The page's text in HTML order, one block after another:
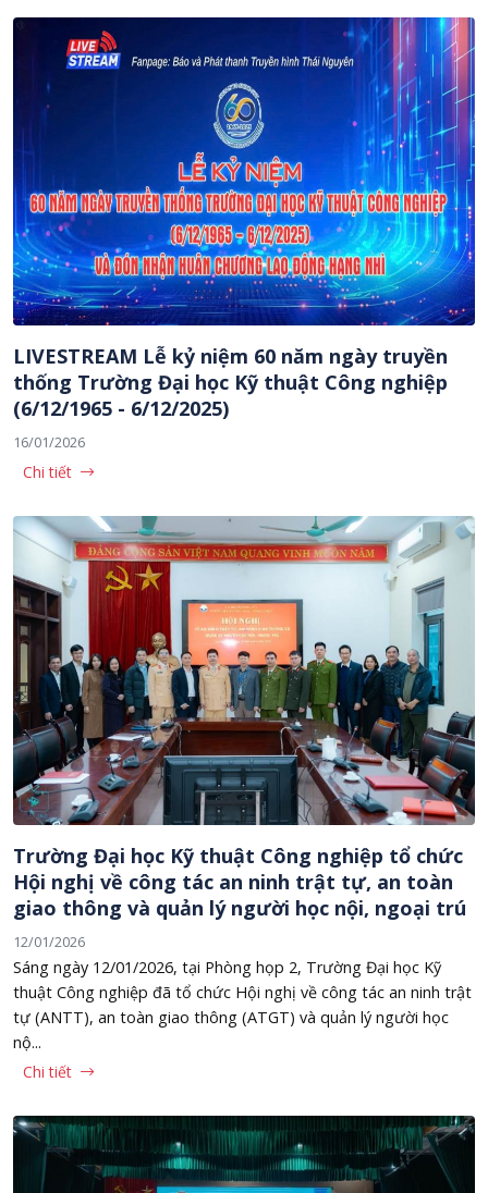
LIVESTREAM Lễ kỷ niệm 60 năm ngày truyền
thống Trường Đại học Kỹ thuật Công nghiệp
(6/12/1965 - 6/12/2025)
16/01/2026
Chi tiết
Trường Đại học Kỹ thuật Công nghiệp tổ chức
Hội nghị về công tác an ninh trật tự, an toàn
giao thông và quản lý người học nội, ngoại trú
12/01/2026
Sáng ngày 12/01/2026, tại Phòng họp 2, Trường Đại học Kỹ
thuật Công nghiệp đã tổ chức Hội nghị về công tác an ninh trật
tự (ANTT), an toàn giao thông (ATGT) và quản lý người học
nộ...
Chi tiết